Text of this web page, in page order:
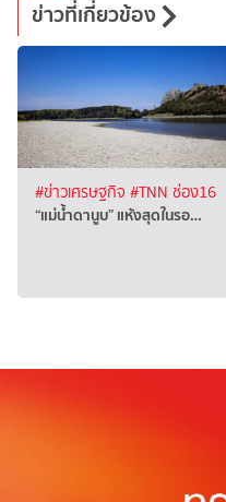
ข่าวที่เกี่ยวข้อง
#ข่าวเศรษฐกิจ #TNN ช่อง16
“แม่น้ำดานูบ” แห้งสุดในรอ…